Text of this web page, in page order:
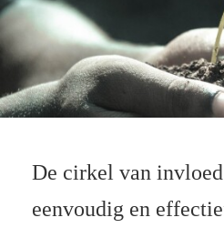
De cirkel van
eenvoudig en